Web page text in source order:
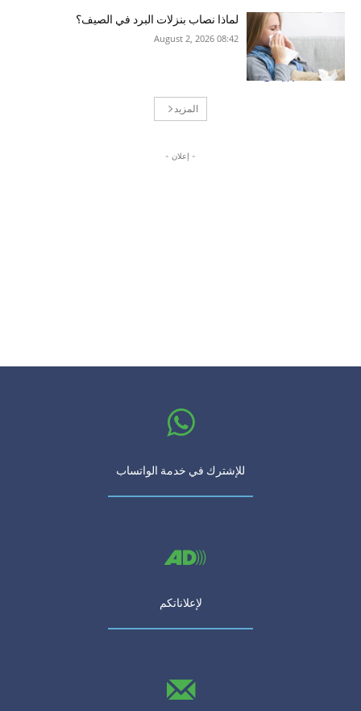
لماذا نصاب بنزلات البرد في الصيف؟
08:42 2026 ,August 2
المزيد
- إعلان -
للإشترك في خدمة الواتساب
لإعلاناتكم